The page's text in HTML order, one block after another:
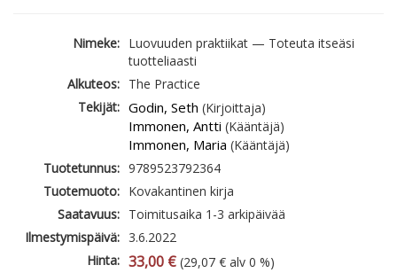
Nimeke: Luovuuden praktiikat — Toteuta itseäsi
tuotteliaasti
Alkuteos: The Practice
Tekijät: Godin, Seth (Kirjoittaja)
Immonen, Antti (Kääntäjä)
Immonen, Maria (Kääntäjä)
Tuotetunnus: 9789523792364
Tuotemuoto: Kovakantinen kirja
Saatavuus: Toimitusaika 1-3 arkipäivää
Ilmestymispäivä: 3.6.2022
Hinta: 33,00 € (29,07 € alv 0 %)